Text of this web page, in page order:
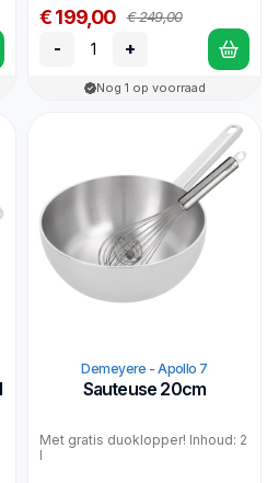
€ 199,00 € 249,00
- +
Nog 1 op voorraad
Demeyere - Apollo 7
Sauteuse 20cm
Met gratis duoklopper! Inhoud: 2
l